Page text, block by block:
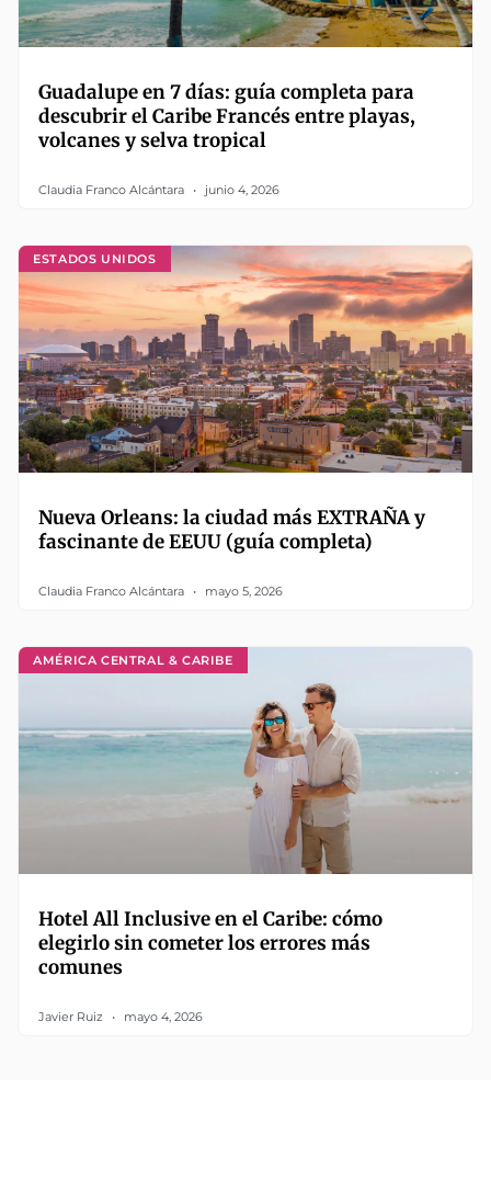
Guadalupe en 7 días: guía completa para
descubrir el Caribe Francés entre playas,
volcanes y selva tropical
Claudia Franco Alcántara junio 4, 2026
ESTADOS UNIDOS
Nueva Orleans: la ciudad más EXTRAÑA y
fascinante de EEUU (guía completa)
Claudia Franco Alcántara mayo 5, 2026
AMÉRICA CENTRAL & CARIBE
Hotel All Inclusive en el Caribe: cómo
elegirlo sin cometer los errores más
comunes
Javier Ruiz mayo 4, 2026